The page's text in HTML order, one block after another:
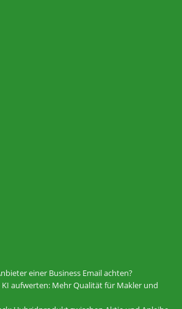
einer Business Email achten?
aufwerten: Mehr Qualität für Makler und